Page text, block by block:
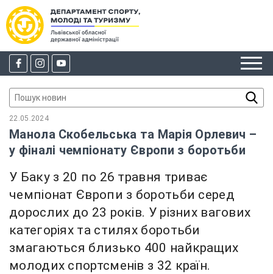
22.05.2024
Манола Скобельська та Марія Орлевич –
у фіналі чемпіонату Європи з боротьби
У Баку з 20 по 26 травня триває
чемпіонат Європи з боротьби серед
дорослих до 23 років. У різних вагових
категоріях та стилях боротьби
змагаються близько 400 найкращих
молодих спортсменів з 32 країн.